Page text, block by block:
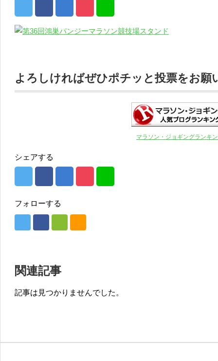
よろしければぜひポチッと投票をお願
マラソン・ジョギングランキ
シェアする
フォローする
関連記事
記事は見つかりませんでした。